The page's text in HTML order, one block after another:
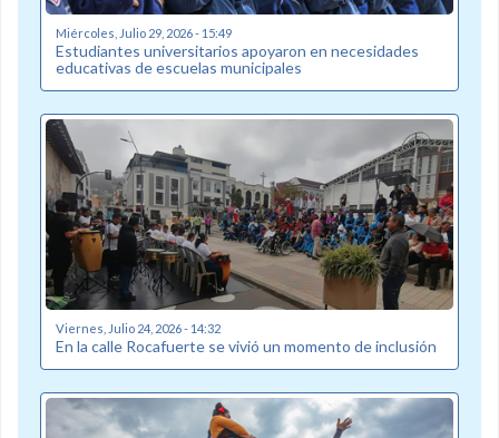
Miércoles, Julio 29, 2026 - 15:49
Estudiantes universitarios apoyaron en necesidades
educativas de escuelas municipales
Viernes, Julio 24, 2026 - 14:32
En la calle Rocafuerte se vivió un momento de inclusión